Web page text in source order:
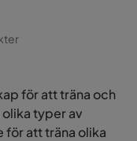
för att träna och
typer av
för att träna olika